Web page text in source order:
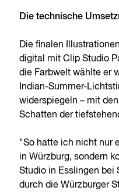
Die technische
Die finalen
digital mit Clip Studio
die Farbwelt wählte er
Indian-Summer-
widerspiegeln – mit
Schatten der
"So hatte ich nicht nur
in Würzburg, sondern
Studio in Esslingen bei
durch die Würzburger